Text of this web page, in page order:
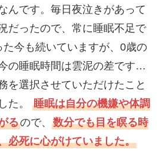
んです。毎日夜泣きがあって
だったので、常に睡眠不足で
た今も続いていますが、0歳の
の睡眠時間は雲泥の差です…
を選択させていただけたこと
た。 睡眠は自分の機嫌や体調
るので、 数分でも目を瞑る時
必死に心がけていました。